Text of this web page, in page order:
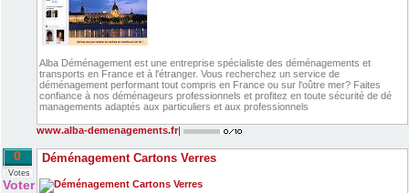
Alba Déménagement est une entreprise spécialiste des déménagements et
transports en France et à l'étranger. Vous recherchez un service de
déménagement performant tout compris en France ou sur l'oûtre mer? Faites
confiance à nos déménageurs professionnels et profitez en toute sécurité de dé
managements adaptés aux particuliers et aux professionnels
www.alba-demenagements.fr|
0
Votes
Voter
Déménagement Cartons Verres